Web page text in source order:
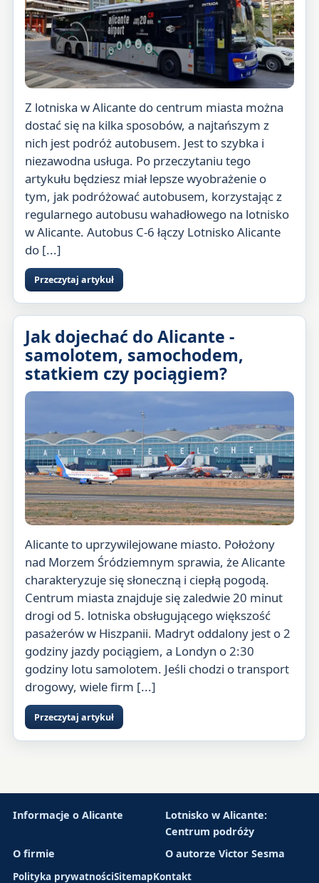
Z lotniska w Alicante do centrum miasta można
dostać się na kilka sposobów, a najtańszym z
nich jest podróż autobusem. Jest to szybka i
niezawodna usługa. Po przeczytaniu tego
artykułu będziesz miał lepsze wyobrażenie o
tym, jak podróżować autobusem, korzystając z
regularnego autobusu wahadłowego na lotnisko
w Alicante. Autobus C-6 łączy Lotnisko Alicante
do [...]
Przeczytaj artykuł
Jak dojechać do Alicante -
samolotem, samochodem,
statkiem czy pociągiem?
Alicante to uprzywilejowane miasto. Położony
nad Morzem Śródziemnym sprawia, że Alicante
charakteryzuje się słoneczną i ciepłą pogodą.
Centrum miasta znajduje się zaledwie 20 minut
drogi od 5. lotniska obsługującego większość
pasażerów w Hiszpanii. Madryt oddalony jest o 2
godziny jazdy pociągiem, a Londyn o 2:30
godziny lotu samolotem. Jeśli chodzi o transport
drogowy, wiele firm [...]
Przeczytaj artykuł
Informacje o Alicante
Lotnisko w Alicante:
Centrum podróży
O firmie
O autorze Victor Sesma
Polityka prywatnościSitemapKontakt